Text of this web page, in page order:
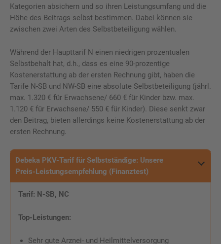
Kategorien absichern und so ihren Leistungsumfang und die
Höhe des Beitrags selbst bestimmen. Dabei können sie
zwischen zwei Arten des Selbstbeteiligung wählen.
Während der Haupttarif N einen niedrigen prozentualen
Selbstbehalt hat, d.h., dass es eine 90-prozentige
Kostenerstattung ab der ersten Rechnung gibt, haben die
Tarife N-SB und NW-SB eine absolute Selbstbeteiligung (jährl.
max. 1.320 € für Erwachsene/ 660 € für Kinder bzw. max.
1.120 € für Erwachsene/ 550 € für Kinder). Diese senkt zwar
den Beitrag, bieten allerdings keine Kostenerstattung ab der
ersten Rechnung.
Debeka PKV-Tarif für Selbstständige: Unsere
Preis-Leistungsempfehlung (Finanztest)
Tarif: N-SB, NC
Top-Leistungen:
Sehr gute Arznei- und Heilmittelversorgung